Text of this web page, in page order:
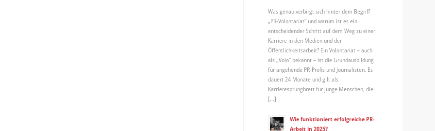
Was genau verbirgt sich hinter dem Begriff
„PR-Volontariat“ und warum ist es ein
entscheidender Schritt auf dem Weg zu einer
Karriere in den Medien und der
Öffentlichkeitsarbeit? Ein Volontariat – auch
als „Volo“ bekannt – ist die Grundausbildung
für angehende PR-Profis und Journalisten. Es
dauert 24 Monate und gilt als
Karrieresprungbrett für junge Menschen, die
[…]
Wie funktioniert erfolgreiche PR-
Arbeit in 2025?